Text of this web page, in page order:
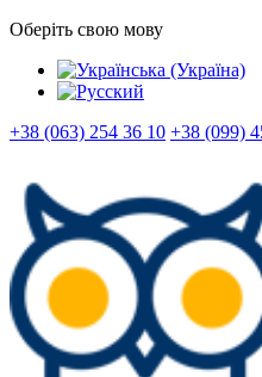
Оберіть свою мову
+38 (063) 254 36 10 +38 (099)